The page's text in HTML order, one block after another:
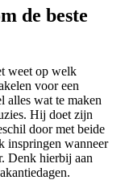
de beste
weet op welk
voor een
alles wat te maken
Hij doet zijn
door met beide
inspringen wanneer
Denk hierbij aan